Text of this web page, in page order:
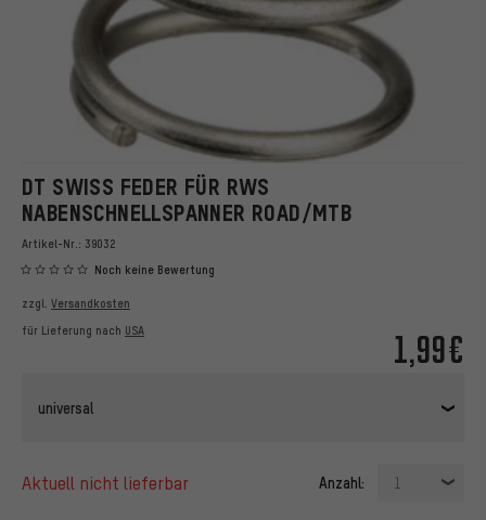
DT SWISS FEDER FÜR RWS
NABENSCHNELLSPANNER ROAD/MTB
Artikel-Nr.: 39032
Noch keine Bewertung
1,99€
zzgl. Versandkosten
für Lieferung nach USA
universal
aktuell nicht lieferbar Anzahl: 1